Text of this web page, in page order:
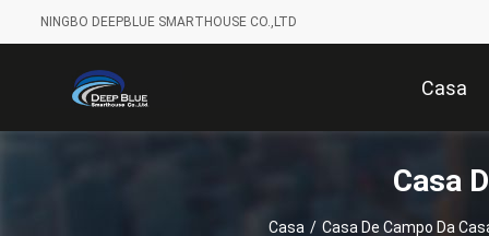
NINGBO DEEPBLUE SMARTHOUSE CO.,LTD
Casa
Casa
Casa / Casa De Campo Da